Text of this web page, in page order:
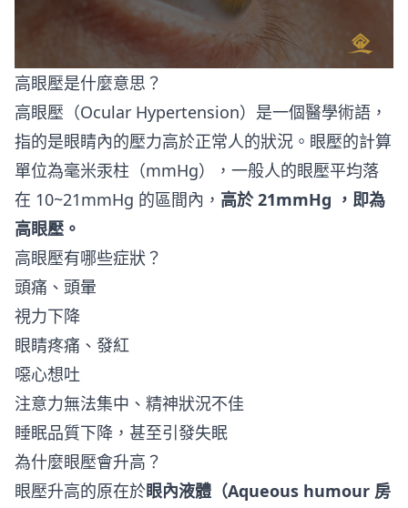
高眼壓是什麼意思？
高眼壓（Ocular Hypertension）是一個醫學術語，
指的是眼睛內的壓力高於正常人的狀況。眼壓的計算
單位為毫米汞柱（mmHg），一般人的眼壓平均落
在 10~21mmHg 的區間內， 高於 21mmHg ，即為
高眼壓。
高眼壓有哪些症狀？
頭痛、頭暈
視力下降
眼睛疼痛、發紅
噁心想吐
注意力無法集中、精神狀況不佳
睡眠品質下降，甚至引發失眠
為什麼眼壓會升高？
眼壓升高的原在於眼內液體（Aqueous humour 房